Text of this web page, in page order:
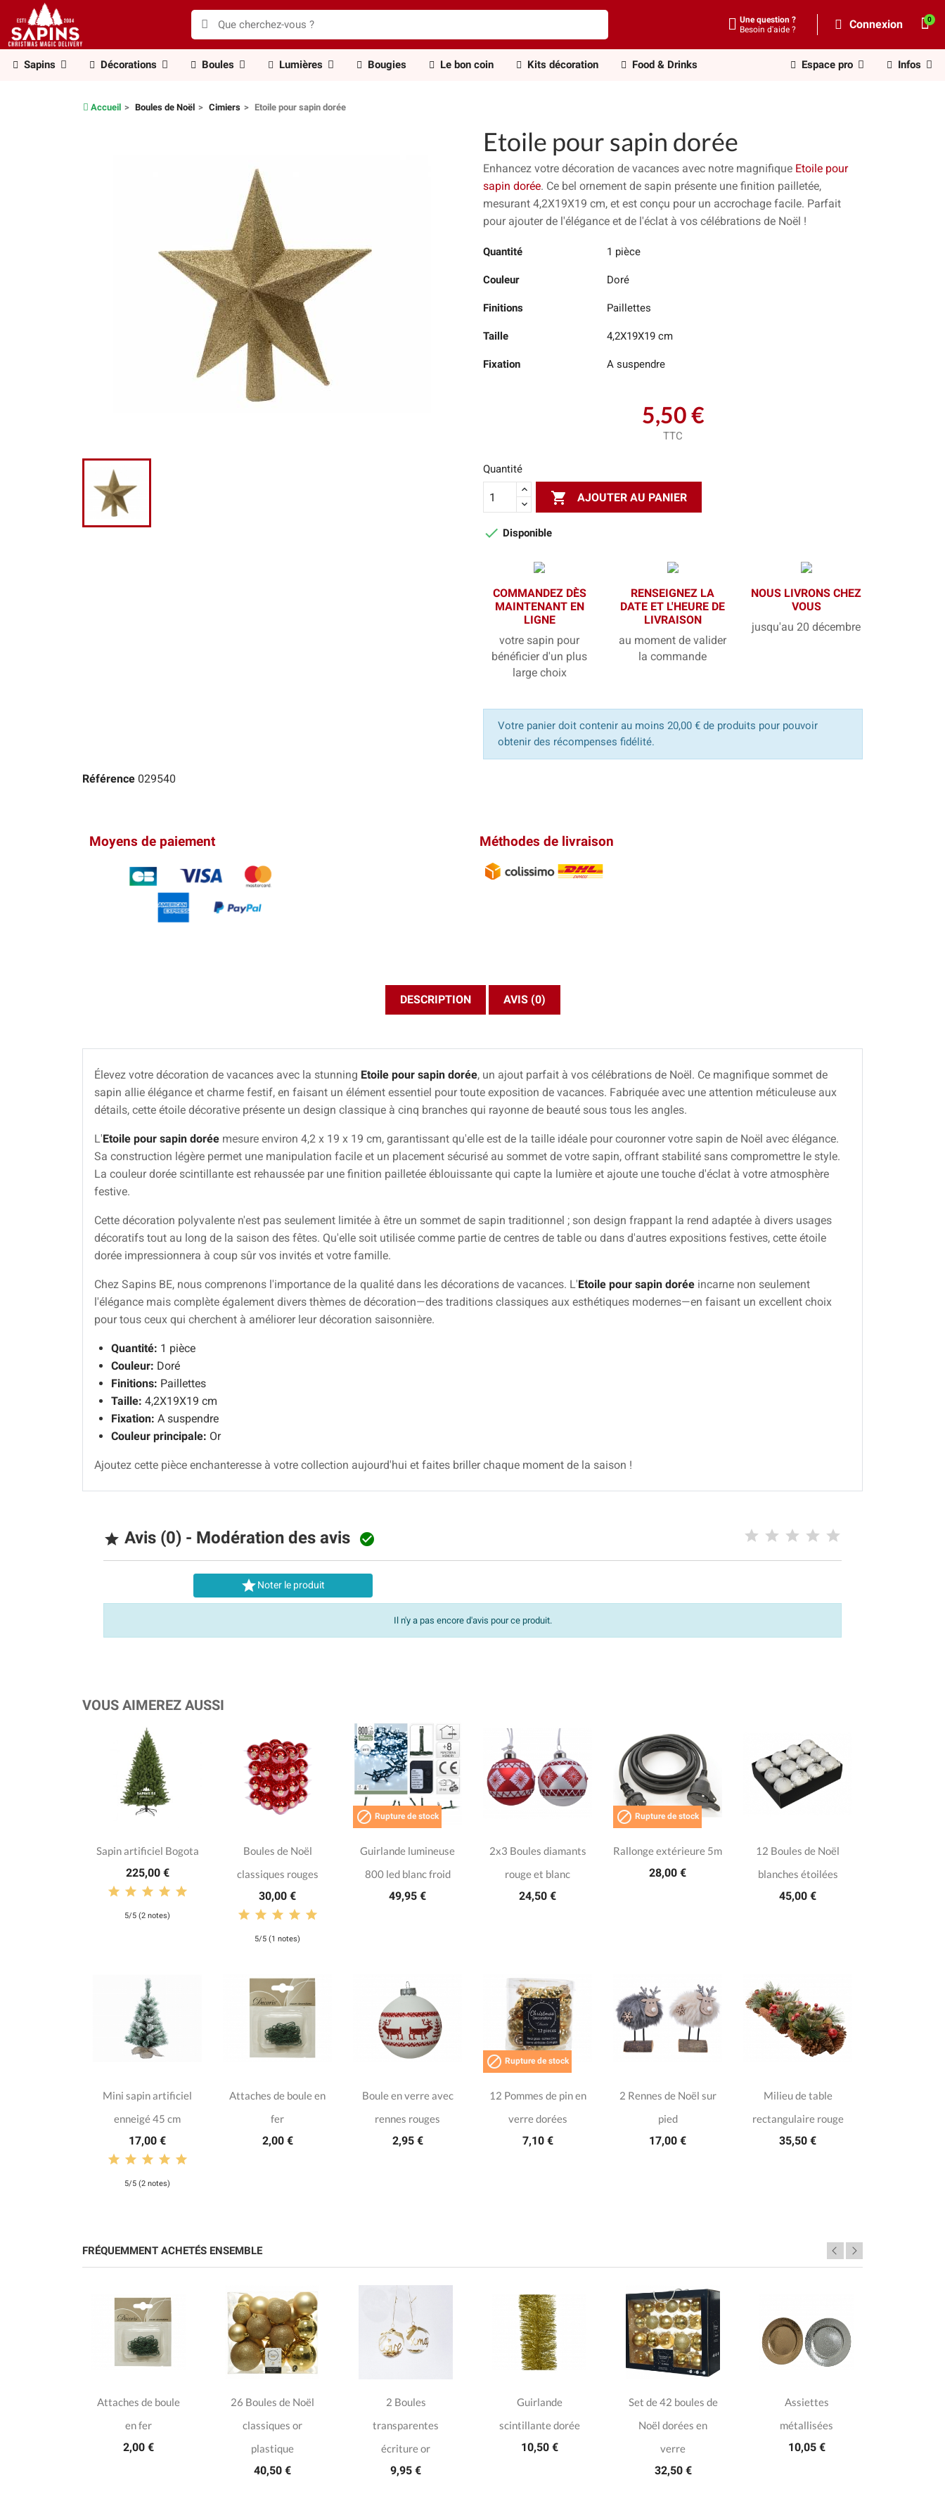
Une question ?
Besoin d'aide ?
Connexion
Sapins Décorations Boules Lumières Bougies Le bon coin Kits décoration Food & Drinks Espace pro Infos
Accueil Boules de Noël Cimiers Etoile pour sapin dorée
Etoile pour sapin dorée
Enhancez votre décoration de vacances avec notre magnifique Etoile pour
sapin dorée. Ce bel ornement de sapin présente une finition pailletée,
mesurant 4,2X19X19 cm, et est conçu pour un accrochage facile. Parfait
pour ajouter de l'élégance et de l'éclat à vos célébrations de Noël !
Quantité 1 pièce
Couleur Doré
Finitions Paillettes
Taille 4,2X19X19 cm
Fixation A suspendre
5,50 €
TTC
Quantité
 AJOUTER AU PANIER
 Disponible
COMMANDEZ DÈS
MAINTENANT EN
LIGNE
votre sapin pour
bénéficier d'un plus
large choix
RENSEIGNEZ LA
DATE ET L'HEURE DE
LIVRAISON
au moment de valider
la commande
NOUS LIVRONS CHEZ
VOUS
jusqu'au 20 décembre
Votre panier doit contenir au moins 20,00 € de produits pour pouvoir
obtenir des récompenses fidélité.
Référence 029540
Moyens de paiement Méthodes de livraison
DESCRIPTION AVIS (0)
Élevez votre décoration de vacances avec la stunning Etoile pour sapin dorée, un ajout parfait à vos célébrations de Noël. Ce magnifique sommet de
sapin allie élégance et charme festif, en faisant un élément essentiel pour toute exposition de vacances. Fabriquée avec une attention méticuleuse aux
détails, cette étoile décorative présente un design classique à cinq branches qui rayonne de beauté sous tous les angles.
L'Etoile pour sapin dorée mesure environ 4,2 x 19 x 19 cm, garantissant qu'elle est de la taille idéale pour couronner votre sapin de Noël avec élégance.
Sa construction légère permet une manipulation facile et un placement sécurisé au sommet de votre sapin, offrant stabilité sans compromettre le style.
La couleur dorée scintillante est rehaussée par une finition pailletée éblouissante qui capte la lumière et ajoute une touche d'éclat à votre atmosphère
festive.
Cette décoration polyvalente n'est pas seulement limitée à être un sommet de sapin traditionnel ; son design frappant la rend adaptée à divers usages
décoratifs tout au long de la saison des fêtes. Qu'elle soit utilisée comme partie de centres de table ou dans d'autres expositions festives, cette étoile
dorée impressionnera à coup sûr vos invités et votre famille.
Chez Sapins BE, nous comprenons l'importance de la qualité dans les décorations de vacances. L'Etoile pour sapin dorée incarne non seulement
l'élégance mais complète également divers thèmes de décoration—des traditions classiques aux esthétiques modernes—en faisant un excellent choix
pour tous ceux qui cherchent à améliorer leur décoration saisonnière.
Quantité: 1 pièce
Couleur: Doré
Finitions: Paillettes
Taille: 4,2X19X19 cm
Fixation: A suspendre
Couleur principale: Or
Ajoutez cette pièce enchanteresse à votre collection aujourd'hui et faites briller chaque moment de la saison !
 Avis (0) - Modération des avis 
Noter le produit
Il n'y a pas encore d'avis pour ce produit.
VOUS AIMEREZ AUSSI
Sapin artificiel Bogota
225,00 €
5/5 (2 notes)
Boules de Noël
classiques rouges
30,00 €
5/5 (1 notes)
 Rupture de stock
Guirlande lumineuse
800 led blanc froid
49,95 €
2x3 Boules diamants
rouge et blanc
24,50 €
 Rupture de stock
Rallonge extérieure 5m
28,00 €
12 Boules de Noël
blanches étoilées
45,00 €
Mini sapin artificiel
enneigé 45 cm
17,00 €
5/5 (2 notes)
Attaches de boule en
fer
2,00 €
Boule en verre avec
rennes rouges
2,95 €
 Rupture de stock
12 Pommes de pin en
verre dorées
7,10 €
2 Rennes de Noël sur
pied
17,00 €
Milieu de table
rectangulaire rouge
35,50 €
FRÉQUEMMENT ACHETÉS ENSEMBLE
Attaches de boule
en fer
2,00 €
26 Boules de Noël
classiques or
plastique
40,50 €
2 Boules
transparentes
écriture or
9,95 €
Guirlande
scintillante dorée
10,50 €
Set de 42 boules de
Noël dorées en
verre
32,50 €
Assiettes
métallisées
10,05 €